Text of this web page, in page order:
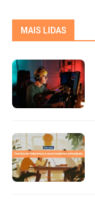
MAIS LIDAS